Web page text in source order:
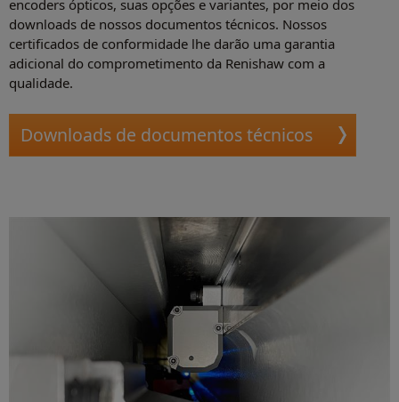
encoders ópticos, suas opções e variantes, por meio dos
downloads de nossos documentos técnicos. Nossos
certificados de conformidade lhe darão uma garantia
adicional do comprometimento da Renishaw com a
qualidade.
Downloads de documentos técnicos